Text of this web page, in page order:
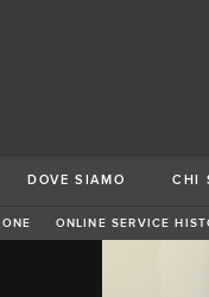
DOVE SIAMO CHI
ONLINE SERVICE